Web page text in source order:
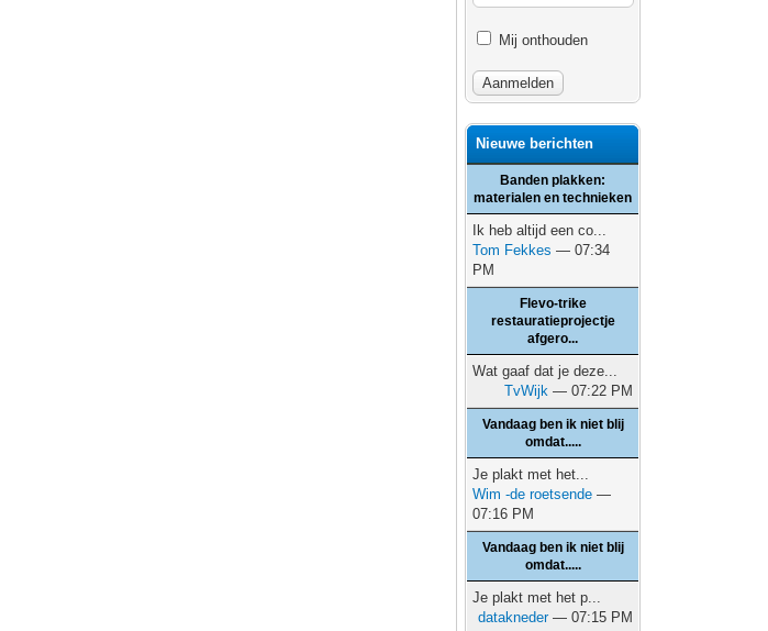
Mij onthouden
Nieuwe berichten
Banden plakken:
materialen en technieken
Ik heb altijd een co...
Tom Fekkes — 07:34
PM
Flevo-trike
restauratieprojectje
afgero...
Wat gaaf dat je deze...
TvWijk — 07:22 PM
Vandaag ben ik niet blij
omdat.....
Je plakt met het...
Wim -de roetsende —
07:16 PM
Vandaag ben ik niet blij
omdat.....
Je plakt met het p...
datakneder— 07:15 PM